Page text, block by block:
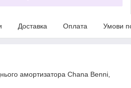
Доставка Оплата Умови
амортизатора Chana Benni,